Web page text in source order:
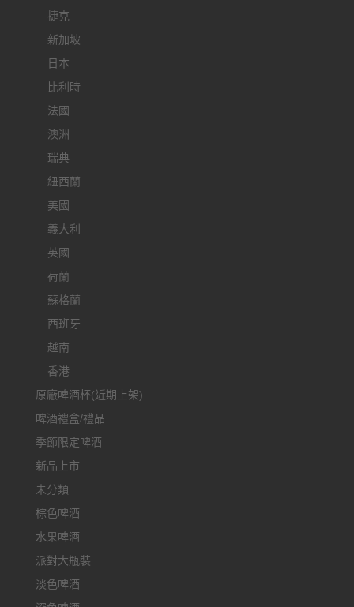
捷克
新加坡
日本
比利時
法國
澳洲
瑞典
紐西蘭
美國
義大利
英國
荷蘭
蘇格蘭
西班牙
越南
香港
原廠啤酒杯(近期上架)
啤酒禮盒/禮品
季節限定啤酒
新品上市
未分類
棕色啤酒
水果啤酒
派對大瓶裝
淡色啤酒